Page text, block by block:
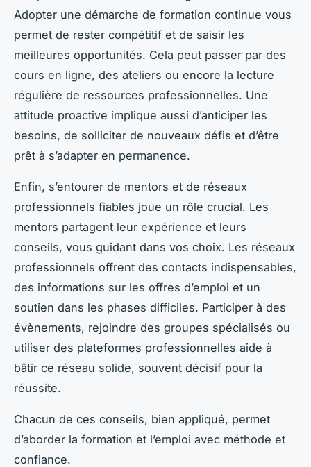
Adopter une démarche de formation continue vous
permet de rester compétitif et de saisir les
meilleures opportunités. Cela peut passer par des
cours en ligne, des ateliers ou encore la lecture
régulière de ressources professionnelles. Une
attitude proactive implique aussi d’anticiper les
besoins, de solliciter de nouveaux défis et d’être
prêt à s’adapter en permanence.
Enfin, s’entourer de mentors et de réseaux
professionnels fiables joue un rôle crucial. Les
mentors partagent leur expérience et leurs
conseils, vous guidant dans vos choix. Les réseaux
professionnels offrent des contacts indispensables,
des informations sur les offres d’emploi et un
soutien dans les phases difficiles. Participer à des
évènements, rejoindre des groupes spécialisés ou
utiliser des plateformes professionnelles aide à
bâtir ce réseau solide, souvent décisif pour la
réussite.
Chacun de ces conseils, bien appliqué, permet
d’aborder la formation et l’emploi avec méthode et
confiance.